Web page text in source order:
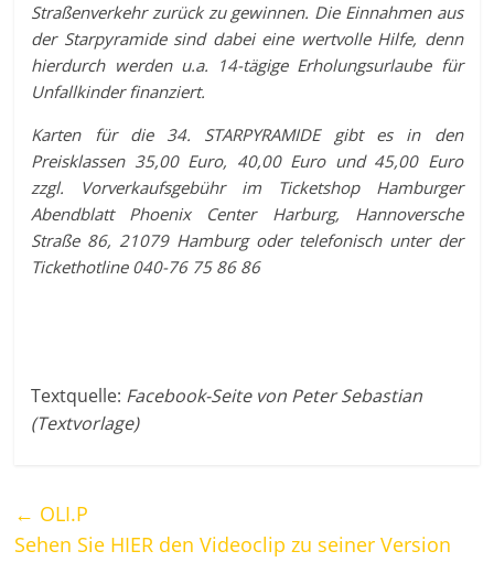
Straßenverkehr zurück zu gewinnen. Die Einnahmen aus
der Starpyramide sind dabei eine wertvolle Hilfe, denn
hierdurch werden u.a. 14-tägige Erholungsurlaube für
Unfallkinder finanziert.
Karten für die 34. STARPYRAMIDE gibt es in den
Preisklassen 35,00 Euro, 40,00 Euro und 45,00 Euro
zzgl. Vorverkaufsgebühr im Ticketshop Hamburger
Abendblatt Phoenix Center Harburg, Hannoversche
Straße 86, 21079 Hamburg oder telefonisch unter der
Tickethotline 040-76 75 86 86
Textquelle: Facebook-Seite von Peter Sebastian
(Textvorlage)
← OLI.P
Sehen Sie HIER den Videoclip zu seiner Version